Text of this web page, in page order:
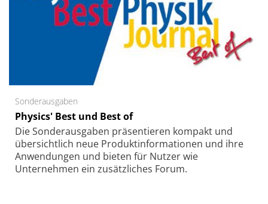
Sonderausgaben
Physics' Best und Best of
Die Sonder­ausgaben präsentieren kompakt und
übersichtlich neue Produkt­informationen und ihre
Anwendungen und bieten für Nutzer wie
Unternehmen ein zusätzliches Forum.